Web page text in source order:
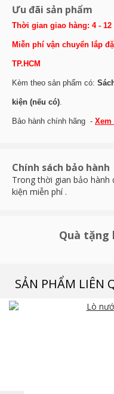
Ưu đãi sản phẩm
Thời gian giao hàng: 4 - 12
Miễn phí vận chuyển lắp
TP.HCM
Kèm theo sản phẩm có:
kiện (nếu có).
Bảo hành chính hãng - Xem
Chính sách bảo hành
Trong thời gian bảo
kiện miễn phí .
Quà tặng
SẢN PHẨM LIÊN